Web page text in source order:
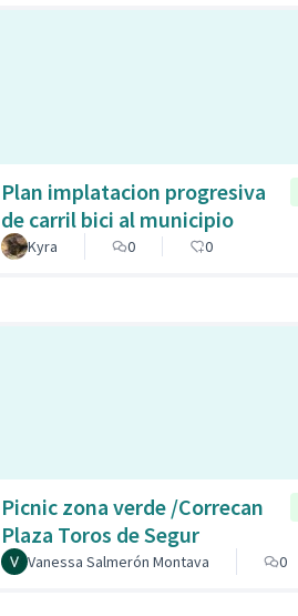
Plan implatacion progresiva
de carril bici al municipio
Kyra 0 0
Picnic zona verde /Correcan
Plaza Toros de Segur
Vanessa Salmerón Montava 0